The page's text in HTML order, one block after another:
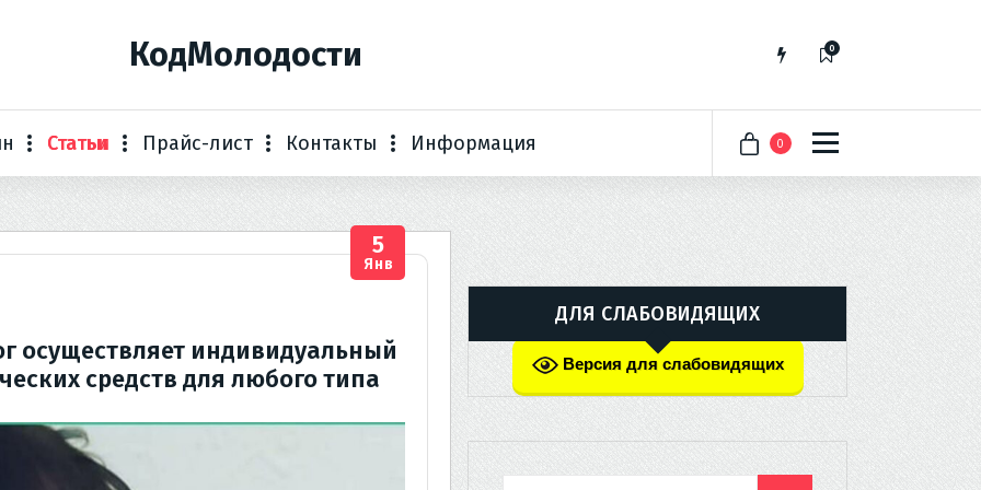
КодМолодости 0
Статьи Прайс-лист Контакты Информация 0
5
Янв
осуществляет индивидуальный
средств для любого типа
ДЛЯ СЛАБОВИДЯЩИХ
Версия для слабовидящих